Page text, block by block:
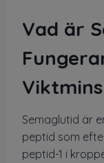
Vad är
Semaglutid är
peptid som
peptid-1 i